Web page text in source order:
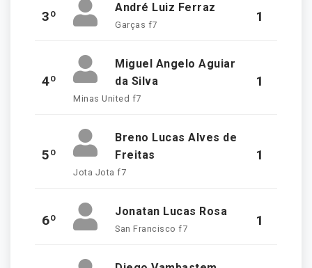
3º
André Luiz Ferraz
Garças f7
1
4º
Miguel Angelo Aguiar
da Silva
Minas United f7
1
5º
Breno Lucas Alves de
Freitas
Jota Jota f7
1
6º
Jonatan Lucas Rosa
San Francisco f7
1